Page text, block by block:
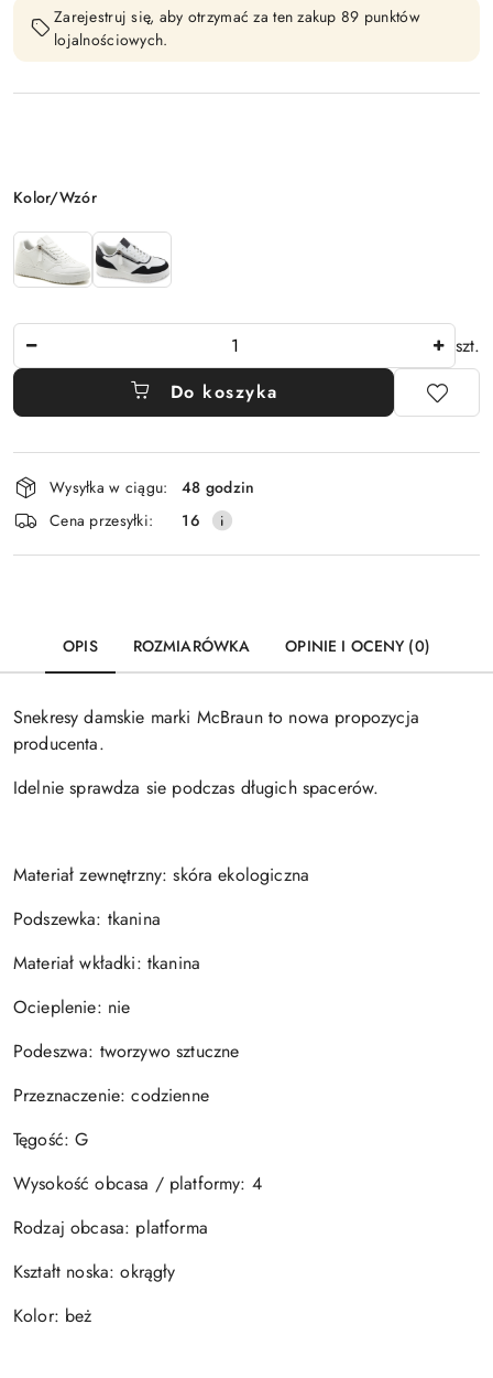
Zarejestruj się, aby otrzymać za ten zakup 89 punktów
lojalnościowych.
Wariant
Kolor/Wzór
szt.
Do koszyka
Dostępność
i
dostawa
Wysyłka w ciągu:
48 godzin
Cena przesyłki:
16
OPIS ROZMIARÓWKA OPINIE I OCENY (0)
Snekresy damskie marki McBraun to nowa propozycja
producenta.
Idelnie sprawdza sie podczas długich spacerów.
Materiał zewnętrzny: skóra ekologiczna
Podszewka: tkanina
Materiał wkładki: tkanina
Ocieplenie: nie
Podeszwa: tworzywo sztuczne
Przeznaczenie: codzienne
Tęgość: G
Wysokość obcasa / platformy: 4
Rodzaj obcasa: platforma
Kształt noska: okrągły
Kolor: beż